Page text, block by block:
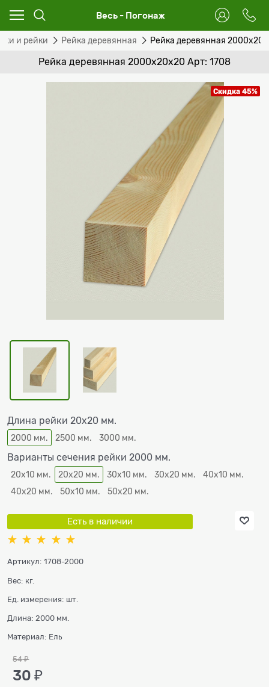
Весь - Погонаж
и рейки Рейка деревянная Рейка деревянная
Рейка деревянная 2000x20x20 Арт: 1708
Скидка 45%
Длина рейки 20х20 мм.
2000 мм. 2500 мм. 3000 мм.
Варианты сечения рейки 2000 мм.
20х10 мм. 20х20 мм. 30х10 мм. 30х20 мм.
40х10 мм.
40х20 мм.
50х10 мм. 50х20 мм.
Есть в наличии
Артикул: 1708-2000
Вес: кг.
Ед. измерения: шт.
Длина: 2000 мм.
Материал: Ель
54 ₽
30 ₽